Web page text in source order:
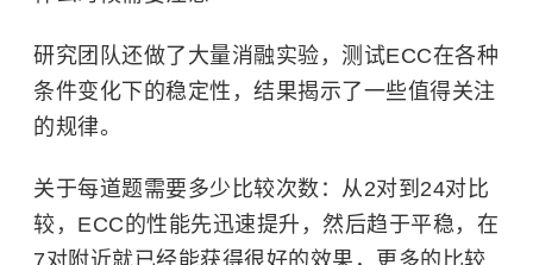
研究团队还做了大量消融实验，测试ECC在各种
条件变化下的稳定性，结果揭示了一些值得关注
的规律。
关于每道题需要多少比较次数：从2对到24对比
较，ECC的性能先迅速提升，然后趋于平稳，在
7对附近就已经能获得很好的效果，更多的比较